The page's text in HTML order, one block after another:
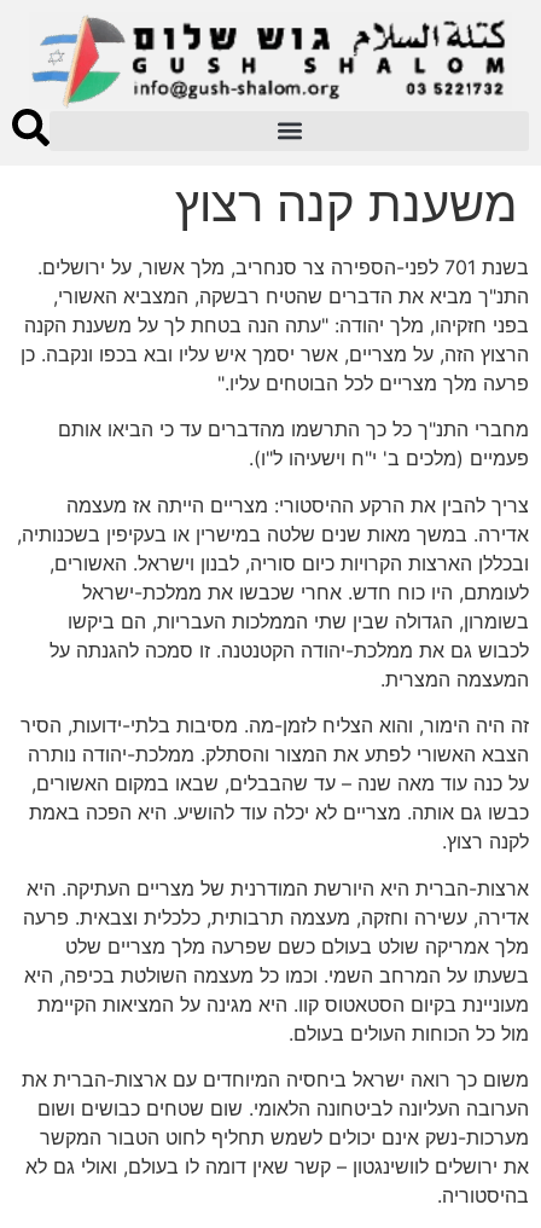
משענת קנה רצוץ
בשנת 701 לפני-הספירה צר סנחריב, מלך אשור, על ירושלים.
התנ"ך מביא את הדברים שהטיח רבשקה, המצביא האשורי,
בפני חזקיהו, מלך יהודה: "עתה הנה בטחת לך על משענת הקנה
הרצוץ הזה, על מצריים, אשר יסמך איש עליו ובא בכפו ונקבה. כן
פרעה מלך מצריים לכל הבוטחים עליו."
מחברי התנ"ך כל כך התרשמו מהדברים עד כי הביאו אותם
פעמיים (מלכים ב' י"ח וישעיהו ל"ו).
צריך להבין את הרקע ההיסטורי: מצריים הייתה אז מעצמה
אדירה. במשך מאות שנים שלטה במישרין או בעקיפין בשכנותיה,
ובכללן הארצות הקרויות כיום סוריה, לבנון וישראל. האשורים,
לעומתם, היו כוח חדש. אחרי שכבשו את ממלכת-ישראל
בשומרון, הגדולה שבין שתי הממלכות העבריות, הם ביקשו
לכבוש גם את ממלכת-יהודה הקטנטנה. זו סמכה להגנתה על
המעצמה המצרית.
זה היה הימור, והוא הצליח לזמן-מה. מסיבות בלתי-ידועות, הסיר
הצבא האשורי לפתע את המצור והסתלק. ממלכת-יהודה נותרה
על כנה עוד מאה שנה – עד שהבבלים, שבאו במקום האשורים,
כבשו גם אותה. מצריים לא יכלה עוד להושיע. היא הפכה באמת
לקנה רצוץ.
ארצות-הברית היא היורשת המודרנית של מצריים העתיקה. היא
אדירה, עשירה וחזקה, מעצמה תרבותית, כלכלית וצבאית. פרעה
מלך אמריקה שולט בעולם כשם שפרעה מלך מצריים שלט
בשעתו על המרחב השמי. וכמו כל מעצמה השולטת בכיפה, היא
מעוניינת בקיום הסטאטוס קוו. היא מגינה על המציאות הקיימת
מול כל הכוחות העולים בעולם.
משום כך רואה ישראל ביחסיה המיוחדים עם ארצות-הברית את
הערובה העליונה לביטחונה הלאומי. שום שטחים כבושים ושום
מערכות-נשק אינם יכולים לשמש תחליף לחוט הטבור המקשר
את ירושלים לוושינגטון – קשר שאין דומה לו בעולם, ואולי גם לא
בהיסטוריה.